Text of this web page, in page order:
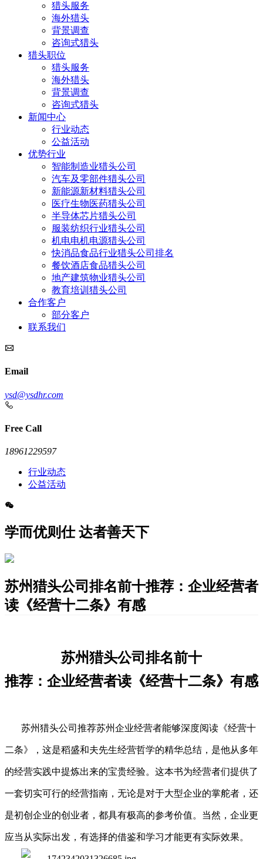
猎头服务
海外猎头
背景调查
咨询式猎头
猎头职位
猎头服务
海外猎头
背景调查
咨询式猎头
新闻中心
行业动态
公益活动
优势行业
智能制造业猎头公司
汽车及零部件猎头公司
新能源新材料猎头公司
医疗生物医药猎头公司
半导体芯片猎头公司
服装纺织行业猎头公司
机电电机电源猎头公司
快消品食品行业猎头公司排名
餐饮酒店食品猎头公司
地产建筑物业猎头公司
教育培训猎头公司
合作客户
部分客户
联系我们
Email
ysd@ysdhr.com
Free Call
18961229597
行业动态
公益活动
学而优则仕 达者善天下
苏州猎头公司排名前十推荐：企业经营者
读《经营十二条》有感
苏州猎头公司排名前十
推荐：企业经营者读《经营十二条》有感
苏州猎头公司推荐苏州企业经营者能够深度阅读《经营十
二条》，这是稻盛和夫先生经营哲学的精华总结，是他从多年
的经营实践中提炼出来的宝贵经验。这本书为经营者们提供了
一套切实可行的经营指南，无论是对于大型企业的掌舵者，还
是初创企业的创业者，都具有极高的参考价值。当然，企业更
应当从实际出发，有选择的借鉴和学习才能更有实际效果。